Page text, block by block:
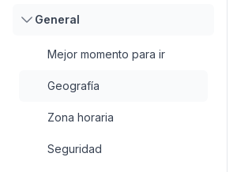
General
Mejor momento para ir
Geografía
Zona horaria
Seguridad